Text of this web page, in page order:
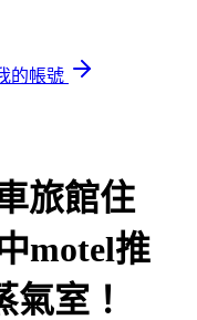
的帳號
旅館住
motel推
室！